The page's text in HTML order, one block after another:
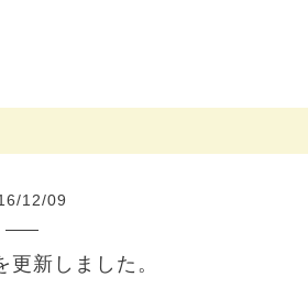
/12/09
更新しました。